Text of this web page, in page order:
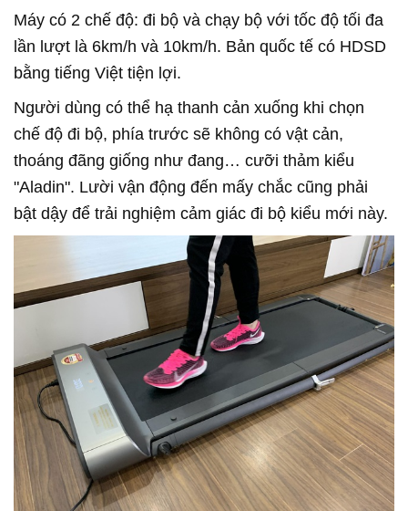
Máy có 2 chế độ: đi bộ và chạy bộ với tốc độ tối đa
lần lượt là 6km/h và 10km/h. Bản quốc tế có HDSD
bằng tiếng Việt tiện lợi.
Người dùng có thể hạ thanh cản xuống khi chọn
chế độ đi bộ, phía trước sẽ không có vật cản,
thoáng đãng giống như đang… cưỡi thảm kiểu
"Aladin". Lười vận động đến mấy chắc cũng phải
bật dậy để trải nghiệm cảm giác đi bộ kiểu mới này.